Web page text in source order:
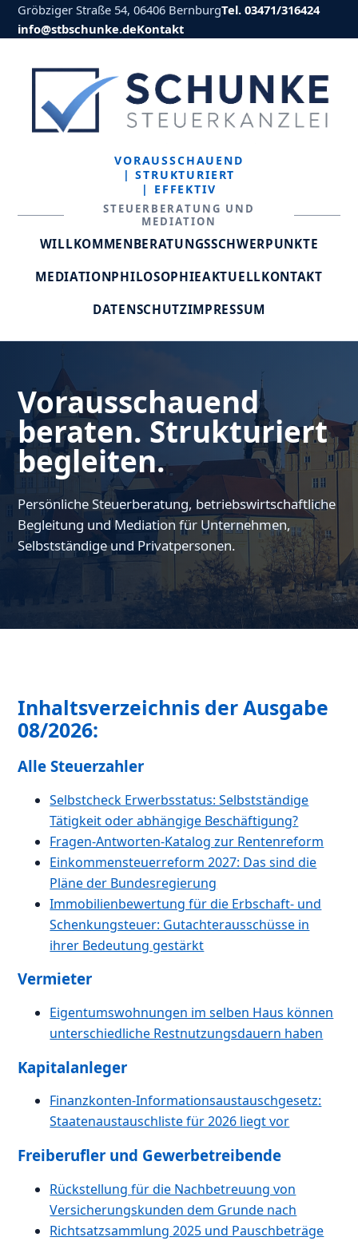
Gröbziger Straße 54, 06406 BernburgTel. 03471/316424
info@stbschunke.deKontakt
VORAUSSCHAUEND
| STRUKTURIERT
| EFFEKTIV
STEUERBERATUNG UND
MEDIATION
WILLKOMMENBERATUNGSSCHWERPUNKTE
MEDIATIONPHILOSOPHIEAKTUELLKONTAKT
DATENSCHUTZIMPRESSUM
Vorausschauend
beraten. Strukturiert
begleiten.
Persönliche Steuerberatung, betriebswirtschaftliche
Begleitung und Mediation für Unternehmen,
Selbstständige und Privatpersonen.
Inhaltsverzeichnis der Ausgabe
08/2026:
Alle Steuerzahler
Selbstcheck Erwerbsstatus: Selbstständige
Tätigkeit oder abhängige Beschäftigung?
Fragen-Antworten-Katalog zur Rentenreform
Einkommensteuerreform 2027: Das sind die
Pläne der Bundesregierung
Immobilienbewertung für die Erbschaft- und
Schenkungsteuer: Gutachterausschüsse in
ihrer Bedeutung gestärkt
Vermieter
Eigentumswohnungen im selben Haus können
unterschiedliche Restnutzungsdauern haben
Kapitalanleger
Finanzkonten-Informationsaustauschgesetz:
Staatenaustauschliste für 2026 liegt vor
Freiberufler und Gewerbetreibende
Rückstellung für die Nachbetreuung von
Versicherungskunden dem Grunde nach
Richtsatzsammlung 2025 und Pauschbeträge